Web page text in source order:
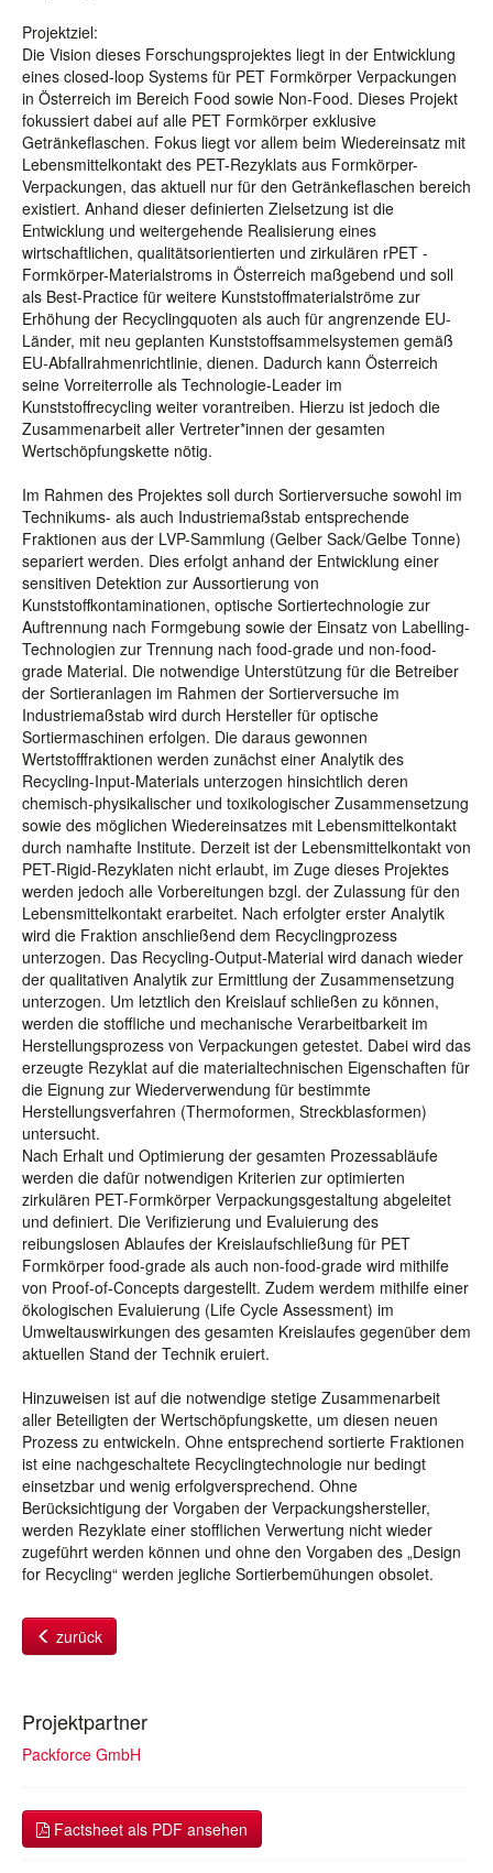
Projektziel:
Die Vision dieses Forschungsprojektes liegt in der Entwicklung
eines closed-loop Systems für PET Formkörper Verpackungen
in Österreich im Bereich Food sowie Non-Food. Dieses Projekt
fokussiert dabei auf alle PET Formkörper exklusive
Getränkeflaschen. Fokus liegt vor allem beim Wiedereinsatz mit
Lebensmittelkontakt des PET-Rezyklats aus Formkörper-
Verpackungen, das aktuell nur für den Getränkeflaschen bereich
existiert. Anhand dieser definierten Zielsetzung ist die
Entwicklung und weitergehende Realisierung eines
wirtschaftlichen, qualitätsorientierten und zirkulären rPET -
Formkörper-Materialstroms in Österreich maßgebend und soll
als Best-Practice für weitere Kunststoffmaterialströme zur
Erhöhung der Recyclingquoten als auch für angrenzende EU-
Länder, mit neu geplanten Kunststoffsammelsystemen gemäß
EU-Abfallrahmenrichtlinie, dienen. Dadurch kann Österreich
seine Vorreiterrolle als Technologie-Leader im
Kunststoffrecycling weiter vorantreiben. Hierzu ist jedoch die
Zusammenarbeit aller Vertreter*innen der gesamten
Wertschöpfungskette nötig.
Im Rahmen des Projektes soll durch Sortierversuche sowohl im
Technikums- als auch Industriemaßstab entsprechende
Fraktionen aus der LVP-Sammlung (Gelber Sack/Gelbe Tonne)
separiert werden. Dies erfolgt anhand der Entwicklung einer
sensitiven Detektion zur Aussortierung von
Kunststoffkontaminationen, optische Sortiertechnologie zur
Auftrennung nach Formgebung sowie der Einsatz von Labelling-
Technologien zur Trennung nach food-grade und non-food-
grade Material. Die notwendige Unterstützung für die Betreiber
der Sortieranlagen im Rahmen der Sortierversuche im
Industriemaßstab wird durch Hersteller für optische
Sortiermaschinen erfolgen. Die daraus gewonnen
Wertstofffraktionen werden zunächst einer Analytik des
Recycling-Input-Materials unterzogen hinsichtlich deren
chemisch-physikalischer und toxikologischer Zusammensetzung
sowie des möglichen Wiedereinsatzes mit Lebensmittelkontakt
durch namhafte Institute. Derzeit ist der Lebensmittelkontakt von
PET-Rigid-Rezyklaten nicht erlaubt, im Zuge dieses Projektes
werden jedoch alle Vorbereitungen bzgl. der Zulassung für den
Lebensmittelkontakt erarbeitet. Nach erfolgter erster Analytik
wird die Fraktion anschließend dem Recyclingprozess
unterzogen. Das Recycling-Output-Material wird danach wieder
der qualitativen Analytik zur Ermittlung der Zusammensetzung
unterzogen. Um letztlich den Kreislauf schließen zu können,
werden die stoffliche und mechanische Verarbeitbarkeit im
Herstellungsprozess von Verpackungen getestet. Dabei wird das
erzeugte Rezyklat auf die materialtechnischen Eigenschaften für
die Eignung zur Wiederverwendung für bestimmte
Herstellungsverfahren (Thermoformen, Streckblasformen)
untersucht.
Nach Erhalt und Optimierung der gesamten Prozessabläufe
werden die dafür notwendigen Kriterien zur optimierten
zirkulären PET-Formkörper Verpackungsgestaltung abgeleitet
und definiert. Die Verifizierung und Evaluierung des
reibungslosen Ablaufes der Kreislaufschließung für PET
Formkörper food-grade als auch non-food-grade wird mithilfe
von Proof-of-Concepts dargestellt. Zudem werdem mithilfe einer
ökologischen Evaluierung (Life Cycle Assessment) im
Umweltauswirkungen des gesamten Kreislaufes gegenüber dem
aktuellen Stand der Technik eruiert.
Hinzuweisen ist auf die notwendige stetige Zusammenarbeit
aller Beteiligten der Wertschöpfungskette, um diesen neuen
Prozess zu entwickeln. Ohne entsprechend sortierte Fraktionen
ist eine nachgeschaltete Recyclingtechnologie nur bedingt
einsetzbar und wenig erfolgversprechend. Ohne
Berücksichtigung der Vorgaben der Verpackungshersteller,
werden Rezyklate einer stofflichen Verwertung nicht wieder
zugeführt werden können und ohne den Vorgaben des „Design
for Recycling“ werden jegliche Sortierbemühungen obsolet.
zurück
Projektpartner
Packforce GmbH
Factsheet als PDF ansehen